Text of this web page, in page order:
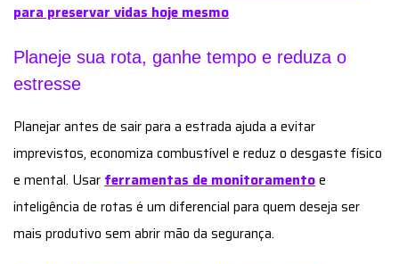
para preservar vidas hoje mesmo
Planeje sua rota, ganhe tempo e reduza o
estresse
Planejar antes de sair para a estrada ajuda a evitar
imprevistos, economiza combustível e reduz o desgaste físico
e mental. Usar ferramentas de monitoramentoe
inteligência de rotas é um diferencial para quem deseja ser
mais produtivo sem abrir mão da segurança.